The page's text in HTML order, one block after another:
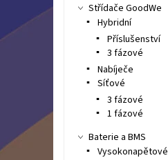
Střídače GoodWe
Hybridní
Příslušenství
3 fázové
Nabíječe
Síťové
3 fázové
1 fázové
Baterie a BMS
Vysokonapětové